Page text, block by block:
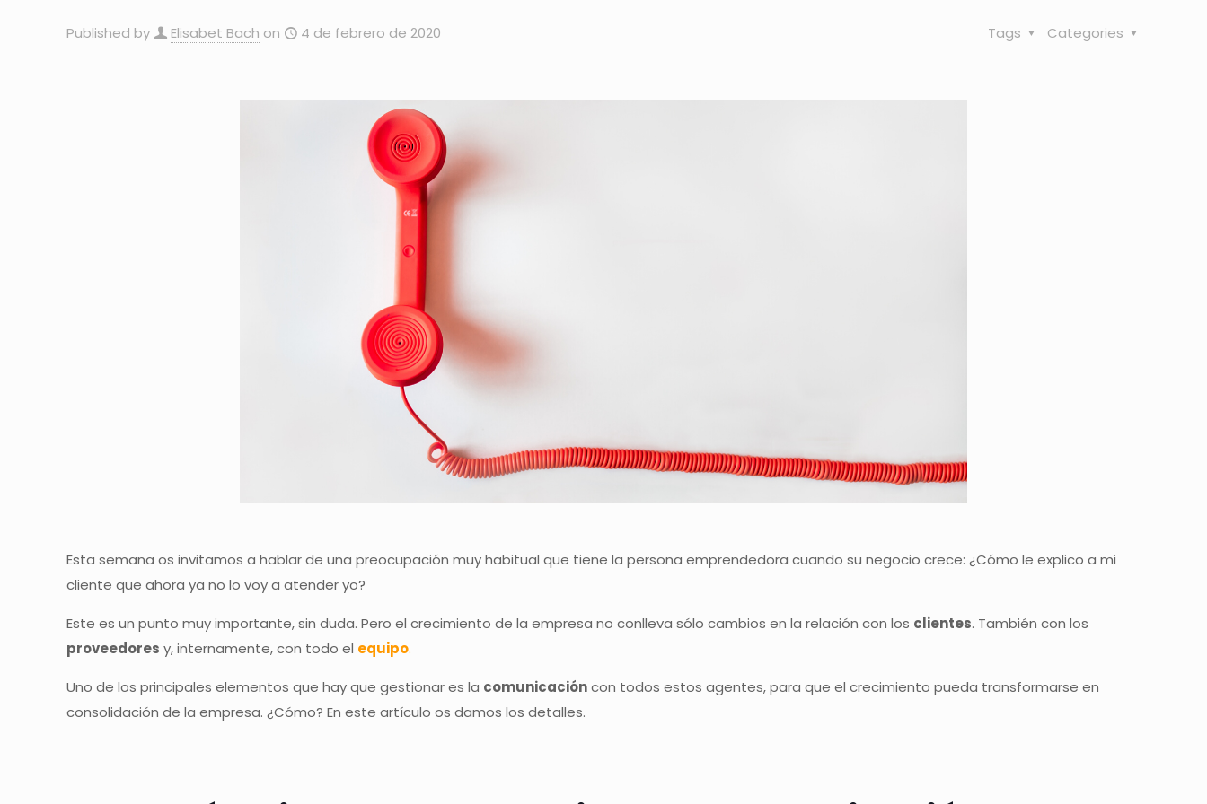
Published by Elisabet Bach on 4 de febrero de 2020 Categories
Tags
Esta semana os invitamos a hablar de una preocupación muy habitual que tiene la persona emprendedora cuando su negocio crece: ¿Cómo le explico a mi
cliente que ahora ya no lo voy a atender yo?
Este es un punto muy importante, sin duda. Pero el crecimiento de la empresa no conlleva sólo cambios en la relación con los clientes. También con los
proveedores y, internamente, con todo el equipo.
Uno de los principales elementos que hay que gestionar es la comunicacióncon todos estos agentes, para que el crecimiento pueda transformarse en
consolidación de la empresa. ¿Cómo? En este artículo os damos los detalles.